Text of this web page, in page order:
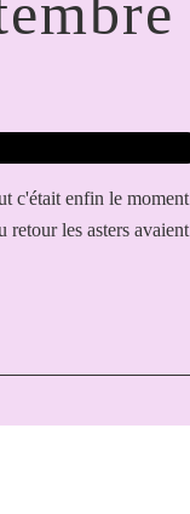
c'était enfin le moment
les asters avaient